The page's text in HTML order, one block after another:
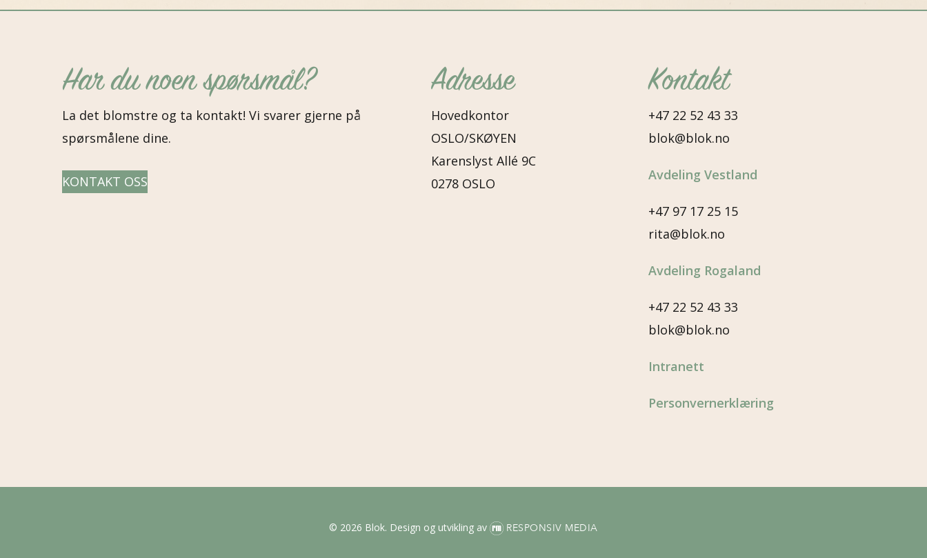
Har du noen spørsmål?
La det blomstre og ta kontakt! Vi svarer gjerne på
spørsmålene dine.
KONTAKT OSS
Adresse
Hovedkontor
OSLO/SKØYEN
Karenslyst Allé 9C
0278 OSLO
Kontakt
+47 22 52 43 33
blok@blok.no
Avdeling Vestland
+47 97 17 25 15
rita@blok.no
Avdeling Rogaland
+47 22 52 43 33
blok@blok.no
Intranett
Personvernerklæring
© 2026 Blok. Design og utvikling av RESPONSIV MEDIA